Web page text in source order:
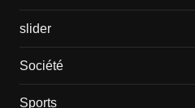
slider
Société
Sports